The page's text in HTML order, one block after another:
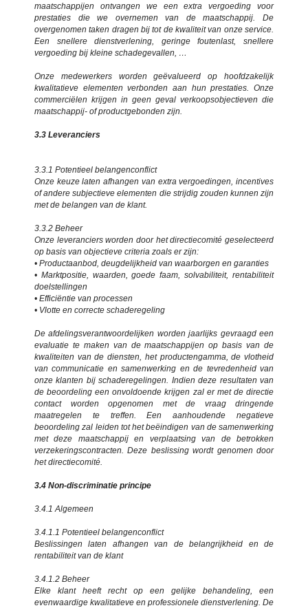
maatschappijen ontvangen we een extra vergoeding voor
prestaties die we overnemen van de maatschappij. De
overgenomen taken dragen bij tot de kwaliteit van onze service.
Een snellere dienstverlening, geringe foutenlast, snellere
vergoeding bij kleine schadegevallen, …
Onze medewerkers worden geëvalueerd op hoofdzakelijk
kwalitatieve elementen verbonden aan hun prestaties. Onze
commerciëlen krijgen in geen geval verkoopsobjectieven die
maatschappij- of productgebonden zijn.
3.3 Leveranciers
3.3.1 Potentieel belangenconflict
Onze keuze laten afhangen van extra vergoedingen, incentives
of andere subjectieve elementen die strijdig zouden kunnen zijn
met de belangen van de klant.
3.3.2 Beheer
Onze leveranciers worden door het directiecomité geselecteerd
op basis van objectieve criteria zoals er zijn:
• Productaanbod, deugdelijkheid van waarborgen en garanties
• Marktpositie, waarden, goede faam, solvabiliteit, rentabiliteit
doelstellingen
• Efficiëntie van processen
• Vlotte en correcte schaderegeling
De afdelingsverantwoordelijken worden jaarlijks gevraagd een
evaluatie te maken van de maatschappijen op basis van de
kwaliteiten van de diensten, het productengamma, de vlotheid
van communicatie en samenwerking en de tevredenheid van
onze klanten bij schaderegelingen. Indien deze resultaten van
de beoordeling een onvoldoende krijgen zal er met de directie
contact worden opgenomen met de vraag dringende
maatregelen te treffen. Een aanhoudende negatieve
beoordeling zal leiden tot het beëindigen van de samenwerking
met deze maatschappij en verplaatsing van de betrokken
verzekeringscontracten. Deze beslissing wordt genomen door
het directiecomité.
3.4 Non-discriminatie principe
3.4.1 Algemeen
3.4.1.1 Potentieel belangenconflict
Beslissingen laten afhangen van de belangrijkheid en de
rentabiliteit van de klant
3.4.1.2 Beheer
Elke klant heeft recht op een gelijke behandeling, een
evenwaardige kwalitatieve en professionele dienstverlening. De